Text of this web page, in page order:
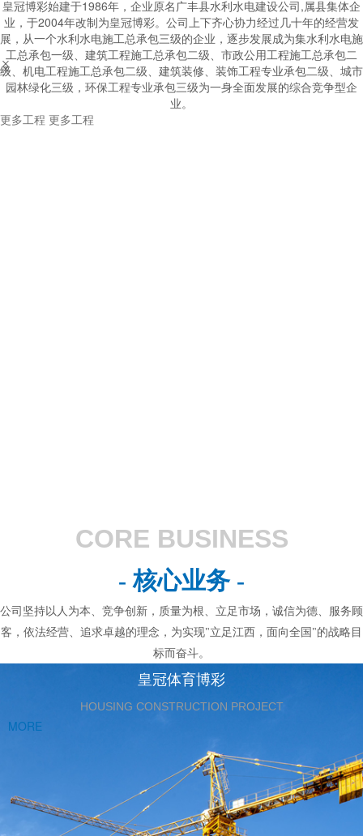
皇冠博彩始建于1986年，企业原名广丰县水利水电建设公司,属县集体企
业，于2004年改制为皇冠博彩。公司上下齐心协力经过几十年的经营发
展，从一个水利水电施工总承包三级的企业，逐步发展成为集水利水电施
工总承包一级、建筑工程施工总承包二级、市政公用工程施工总承包二
级、机电工程施工总承包二级、建筑装修、装饰工程专业承包二级、城市
园林绿化三级，环保工程专业承包三级为一身全面发展的综合竞争型企
业。


更多工程 更多工程
CORE BUSINESS
- 核心业务 -
公司坚持以人为本、竞争创新，质量为根、立足市场，诚信为德、服务顾
客，依法经营、追求卓越的理念，为实现"立足江西，面向全国"的战略目
标而奋斗。
皇冠体育博彩
HOUSING CONSTRUCTION PROJECT
MORE